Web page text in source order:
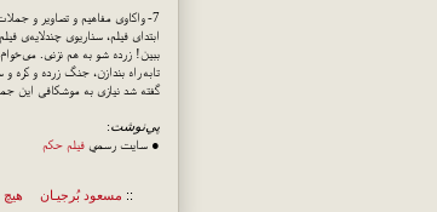
7- واكاوی مفاهیم و تصاویر و
ابتدای فیلم، سناریوی چندلایه‌ی
ببین! زرده شو به هم نزنى.
تابه راه بندازن، جنگ زرده و
گفته شد نیازی به موشكافی این
پي‌نوشت:
● سايت رسمي فيلم حكم
:: مسعود بُرجيـان